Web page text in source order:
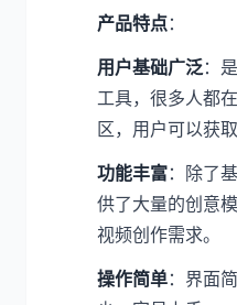
产品特点：
用户基础广泛：
工具，很多人都
区，用户可以获
功能丰富：除了
供了大量的创意
视频创作需求。
操作简单：界面